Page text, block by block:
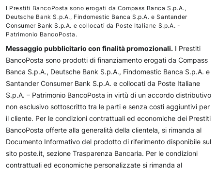
I Prestiti BancoPosta sono erogati da Compass Banca S.p.A.,
Deutsche Bank S.p.A., Findomestic Banca S.p.A. e Santander
Consumer Bank S.p.A. e collocati da Poste Italiane S.p.A. -
Patrimonio BancoPosta.
Messaggio pubblicitario con finalità promozionali. I Prestiti
BancoPosta sono prodotti di finanziamento erogati da Compass
Banca S.p.A., Deutsche Bank S.p.A., Findomestic Banca S.p.A. e
Santander Consumer Bank S.p.A. e collocati da Poste Italiane
S.p.A. – Patrimonio BancoPosta in virtù di un accordo distributivo
non esclusivo sottoscritto tra le parti e senza costi aggiuntivi per
il cliente. Per le condizioni contrattuali ed economiche dei Prestiti
BancoPosta offerte alla generalità della clientela, si rimanda al
Documento Informativo del prodotto di riferimento disponibile sul
sito poste.it, sezione Trasparenza Bancaria. Per le condizioni
contrattuali ed economiche personalizzate si rimanda al